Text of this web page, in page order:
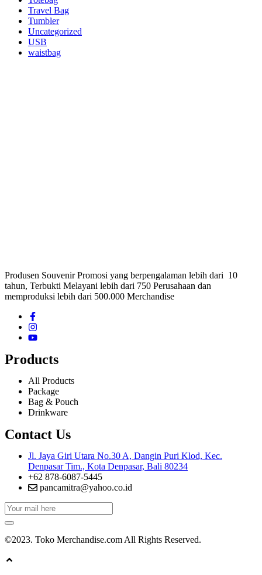
Travel Bag
Tumbler
Uncategorized
USB
waistbag
Produsen Souvenir Promosi yang berpengalaman lebih dari 10
tahun, Terbukti Melayani lebih dari 750 Perusahaan dan
memproduksi lebih dari 500.000 Merchandise
Products
All Products
Package
Bag & Pouch
Drinkware
Contact Us
Jl. Jaya Giri Utara No.30 A, Dangin Puri Klod, Kec.
Denpasar Tim., Kota Denpasar, Bali 80234
+62 878-6087-5445
pancamitra@yahoo.co.id
©2023. Toko Merchandise.com All Rights Reserved.